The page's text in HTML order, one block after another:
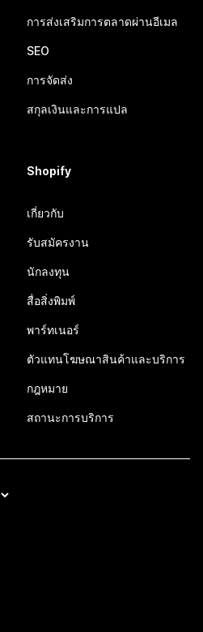
การส่งเสริมการตลาดผ่านอีเมล
SEO
การจัดส่ง
สกุลเงินและการแปล
Shopify
เกี่ยวกับ
รับสมัครงาน
นักลงทุน
สื่อสิ่งพิมพ์
พาร์ทเนอร์
ตัวแทนโฆษณาสินค้าและบริการ
กฎหมาย
สถานะการบริการ